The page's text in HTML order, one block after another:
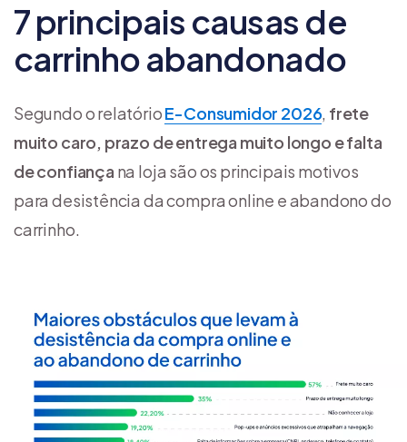
7 principais causas de
carrinho abandonado
Segundo o relatórioE-Consumidor 2026 frete
muito caro, prazo de entrega muito longo e falta
de confiança na loja são os principais motivos
para desistência da compra online e abandono do
carrinho.